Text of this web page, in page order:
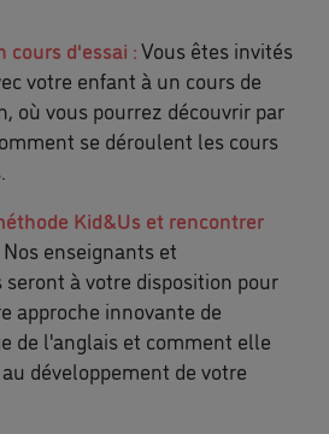
cours d'essai :Vous êtes invités
votre enfant à un cours de
où vous pourrez découvrir par
se déroulent les cours
Kid&Us et rencontrer
Nos enseignants et
seront à votre disposition pour
approche innovante de
de l'anglais et comment elle
développement de votre